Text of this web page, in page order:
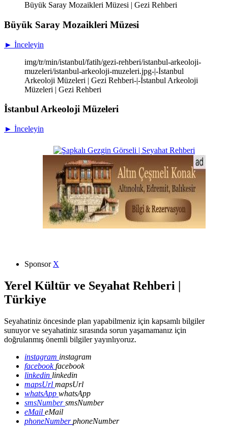
Büyük Saray Mozaikleri Müzesi | Gezi Rehberi
Büyük Saray Mozaikleri Müzesi
► İnceleyin
img/tr/min/istanbul/fatih/gezi-rehberi/istanbul-arkeoloji-
muzeleri/istanbul-arkeoloji-muzeleri.jpg-|-İstanbul
Arkeoloji Müzeleri | Gezi Rehberi-|-İstanbul Arkeoloji
Müzeleri | Gezi Rehberi
İstanbul Arkeoloji Müzeleri
► İnceleyin
Sponsor X
Yerel Kültür ve Seyahat Rehberi |
Türkiye
Seyahatiniz öncesinde plan yapabilmeniz için kapsamlı bilgiler
sunuyor ve seyahatiniz sırasında sorun yaşamamanız için
doğrulanmış önemli bilgiler yayınlıyoruz.
instagram instagram
facebookfacebook
linkedin linkedin
mapsUrl mapsUrl
whatsApp whatsApp
smsNumbersmsNumber
eMail eMail
phoneNumberphoneNumber